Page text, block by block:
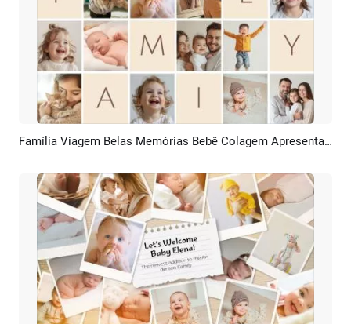
Pré-visualizar Criar IA Família Viagem Belas Memórias Bebê Colagem Apresentação De Slides